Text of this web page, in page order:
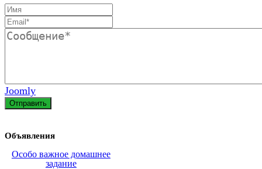
Joomly
Отправить
Объявления
Особо важное домашнее
задание